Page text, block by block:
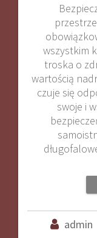
wszystkim
troska o
wartością
czuje się
swoje i
admin